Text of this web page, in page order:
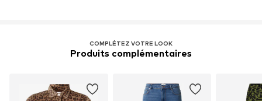
COMPLÉTEZ VOTRE LOOK
Produits complémentaires